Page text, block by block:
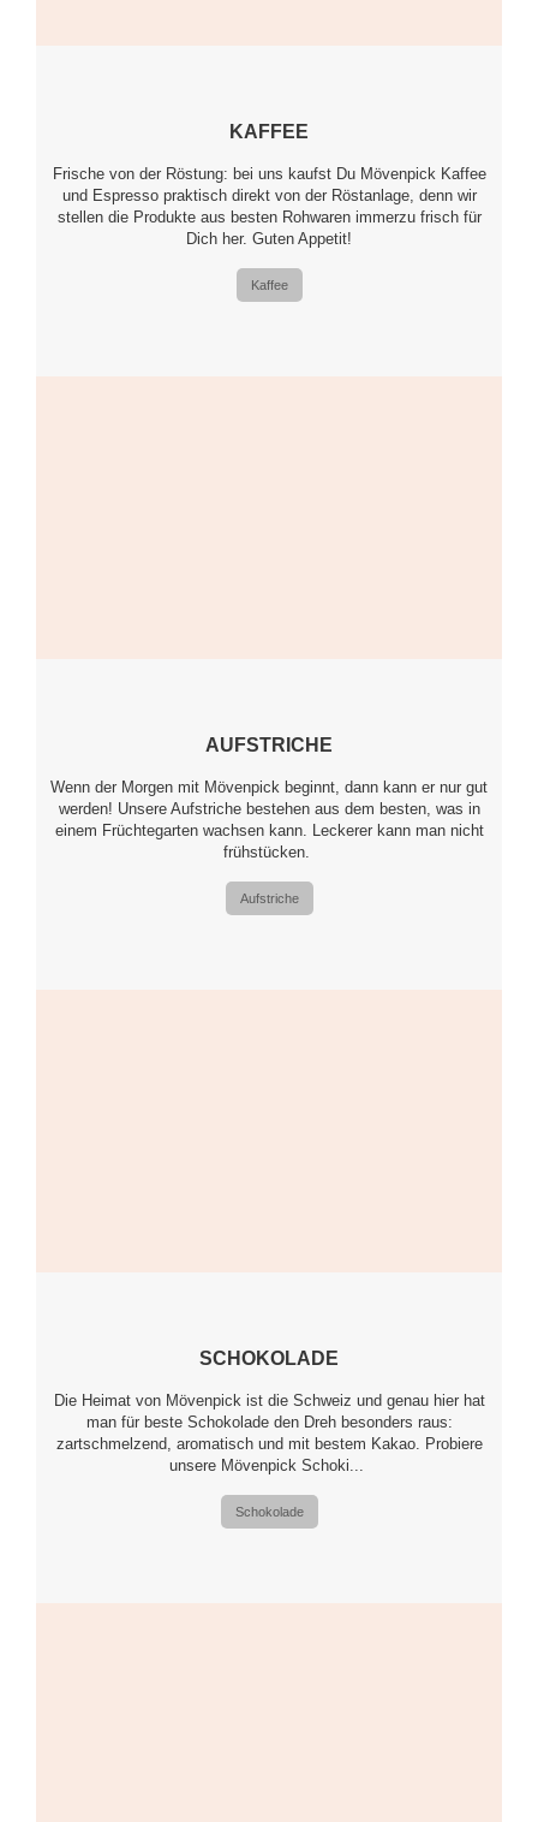
KAFFEE
Frische von der Röstung: bei uns kaufst Du Mövenpick Kaffee
und Espresso praktisch direkt von der Röstanlage, denn wir
stellen die Produkte aus besten Rohwaren immerzu frisch für
Dich her. Guten Appetit!
Kaffee
AUFSTRICHE
Wenn der Morgen mit Mövenpick beginnt, dann kann er nur gut
werden! Unsere Aufstriche bestehen aus dem besten, was in
einem Früchtegarten wachsen kann. Leckerer kann man nicht
frühstücken.
Aufstriche
SCHOKOLADE
Die Heimat von Mövenpick ist die Schweiz und genau hier hat
man für beste Schokolade den Dreh besonders raus:
zartschmelzend, aromatisch und mit bestem Kakao. Probiere
unsere Mövenpick Schoki...
Schokolade